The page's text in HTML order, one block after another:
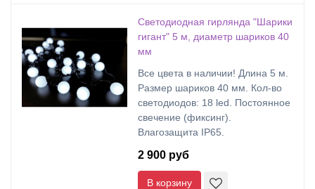
Светодиодная гирлянда "Шарики
гигант" 5 м, диаметр шариков 40
мм
Все цвета в наличии! Длина 5 м.
Размер шариков 40 мм. Кол-во
светодиодов: 18 led. Постоянное
свечение (фиксинг).
Влагозащита IP65.
2 900 руб
В корзину